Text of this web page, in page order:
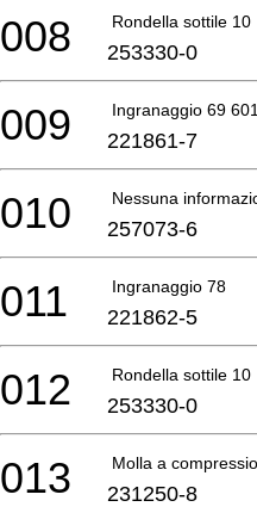
Rondella sottile 10
008 253330-0
Ingranaggio 69
009 221861-7
Nessuna
010 257073-6
Ingranaggio 78
011 221862-5
Rondella sottile 10
012 253330-0
Molla a
013 231250-8